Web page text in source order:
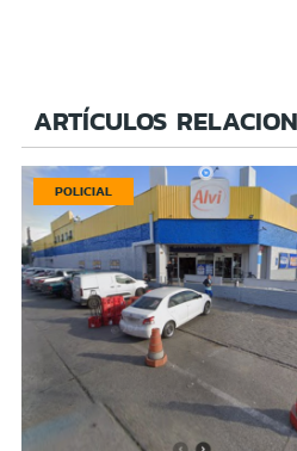
ARTÍCULOS
POLICIAL